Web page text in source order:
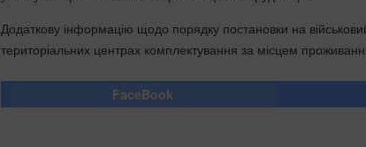
Додаткову інформацію щодо порядку постановки на
територіальних центрах комплектування за місцем
FaceBook